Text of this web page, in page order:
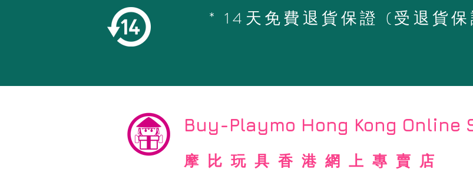
* 14天免費退貨保證 (受退貨
Copyright
Buy-Playmo Hong Kong Online
摩比玩具香港網上專賣店